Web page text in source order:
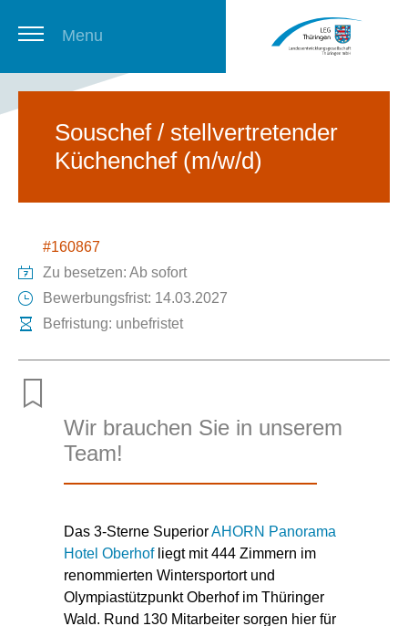
Menu
Newsletter
Souschef / stellvertretender
Küchenchef (m/w/d)
#160867
Zu besetzen: Ab sofort
Bewerbungsfrist: 14.03.2027
Befristung: unbefristet
Wir brauchen Sie in unserem
Team!
Das 3-Sterne SuperiorAHORN Panorama
Hotel Oberhofliegt mit 444 Zimmern im
renommierten Wintersportort und
Olympiastützpunkt Oberhof im Thüringer
Wald. Rund 130 Mitarbeiter sorgen hier für